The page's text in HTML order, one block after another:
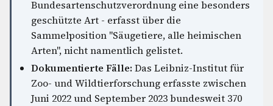
Bundesartenschutzverordnung eine besonders
geschützte Art - erfasst über die
Sammelposition "Säugetiere, alle heimischen
Arten", nicht namentlich gelistet.
Dokumentierte Fälle: Das Leibniz-Institut für
Zoo- und Wildtierforschung erfasste zwischen
Juni 2022 und September 2023 bundesweit 370